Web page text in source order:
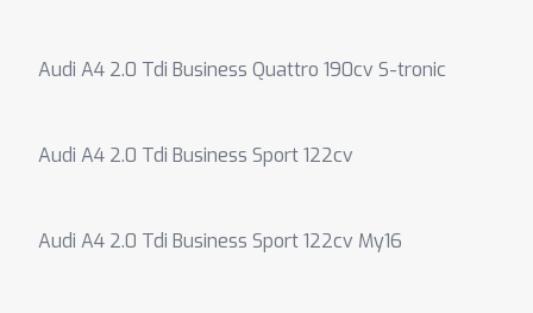
Audi A4 2.0 Tdi Business Quattro 190cv S-tronic
Audi A4 2.0 Tdi Business Sport 122cv
Audi A4 2.0 Tdi Business Sport 122cv My16